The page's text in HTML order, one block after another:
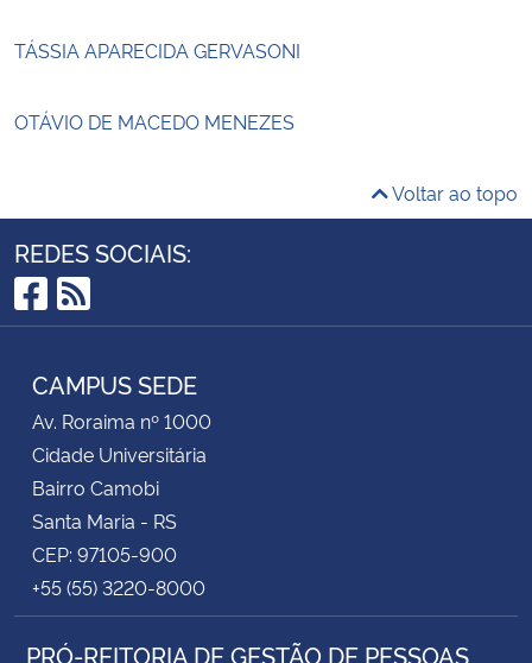
TÁSSIA APARECIDA GERVASONI
OTÁVIO DE MACEDO MENEZES
Voltar ao topo
REDES SOCIAIS:
Facebook
RSS
CAMPUS SEDE
Av. Roraima nº 1000
Cidade Universitária
Bairro Camobi
Santa Maria - RS
CEP: 97105-900
+55 (55) 3220-8000
PRÓ-REITORIA DE GESTÃO DE PESSOAS